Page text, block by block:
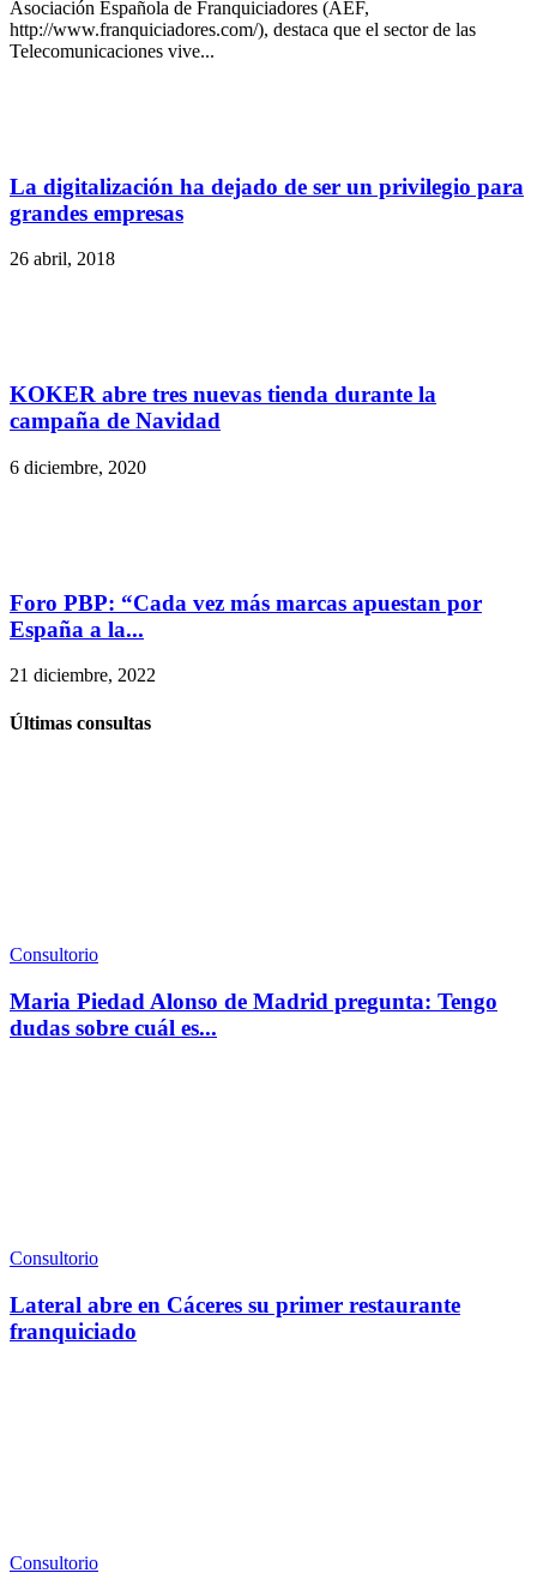
Asociación Española de Franquiciadores (AEF,
http://www.franquiciadores.com/), destaca que el sector de las
Telecomunicaciones vive...
La digitalización ha dejado de ser un privilegio para
grandes empresas
26 abril, 2018
KOKER abre tres nuevas tienda durante la
campaña de Navidad
6 diciembre, 2020
Foro PBP: “Cada vez más marcas apuestan por
España a la...
21 diciembre, 2022
Últimas consultas
Consultorio
Maria Piedad Alonso de Madrid pregunta: Tengo
dudas sobre cuál es...
Consultorio
Lateral abre en Cáceres su primer restaurante
franquiciado
Consultorio